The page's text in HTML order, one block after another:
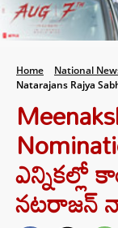
Home National
Natarajans Rajya
ఎన్నికల్లో
నటరాజన్